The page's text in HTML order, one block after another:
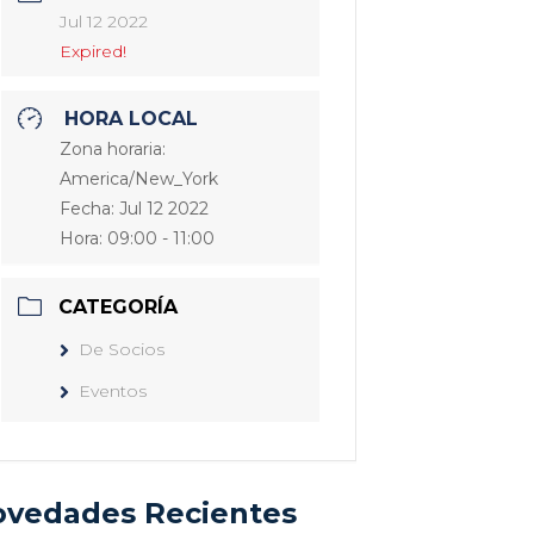
Jul 12 2022
Expired!
HORA LOCAL
Zona horaria:
America/New_York
Fecha:Jul 12 2022
Hora: 09:00 - 11:00
CATEGORÍA
De Socios
Eventos
Recientes